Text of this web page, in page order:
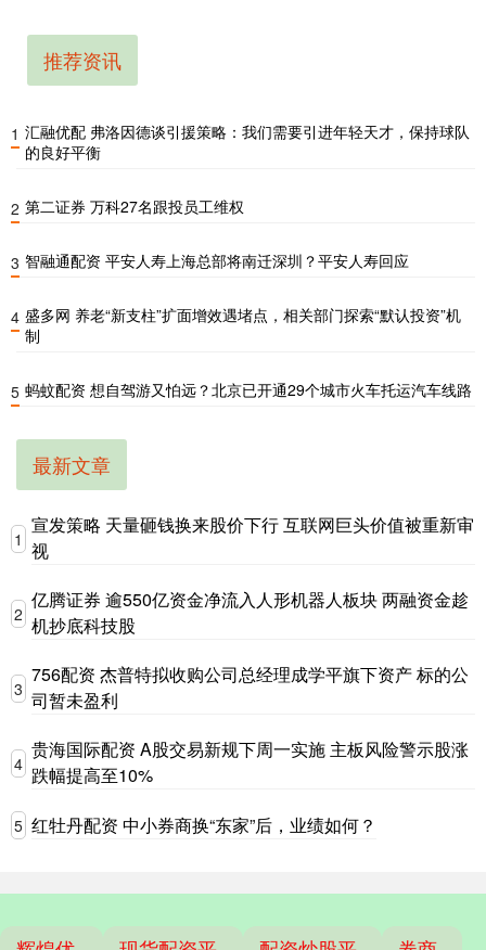
推荐资讯
1 汇融优配 弗洛因德谈引援策略：我们需要引进年轻天才，保持球队
的良好平衡
2 第二证券 万科27名跟投员工维权
3 智融通配资 平安人寿上海总部将南迁深圳？平安人寿回应
4 盛多网 养老“新支柱”扩面增效遇堵点，相关部门探索“默认投资”机
制
5 蚂蚊配资 想自驾游又怕远？北京已开通29个城市火车托运汽车线路
最新文章
1
宣发策略 天量砸钱换来股价下行 互联网巨头价值被重新审
视
2
亿腾证券 逾550亿资金净流入人形机器人板块 两融资金趁
机抄底科技股
3
756配资 杰普特拟收购公司总经理成学平旗下资产 标的公
司暂未盈利
4
贵海国际配资 A股交易新规下周一实施 主板风险警示股涨
跌幅提高至10%
5 红牡丹配资 中小券商换“东家”后，业绩如何？